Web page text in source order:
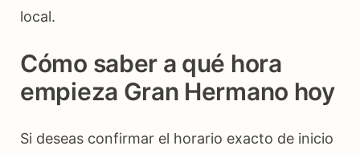
local.
Cómo saber a qué hora
empieza Gran Hermano hoy
Si deseas confirmar el horario exacto de inicio